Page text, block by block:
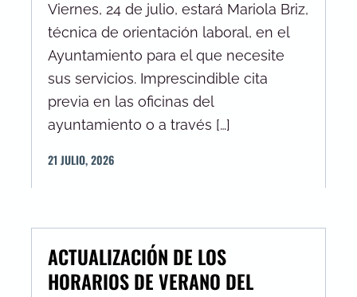
Viernes, 24 de julio, estará Mariola Briz,
técnica de orientación laboral, en el
Ayuntamiento para el que necesite
sus servicios. Imprescindible cita
previa en las oficinas del
ayuntamiento o a través […]
21 JULIO,2026
ACTUALIZACIÓN DE LOS
HORARIOS DE VERANO DEL